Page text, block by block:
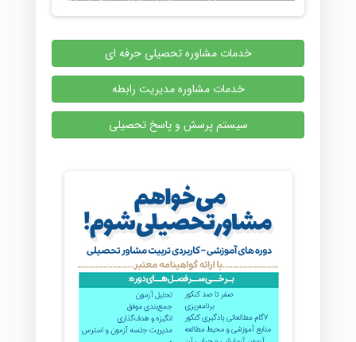
خدمات مشاوره تحصیلی حرفه ای
خدمات مشاوره مدیریت رابطه
سیستم پرسش و پاسخ تحصیلی